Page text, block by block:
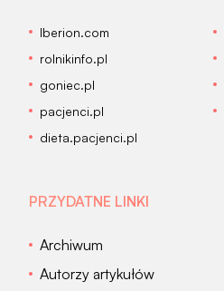
Iberion.com
rolnikinfo.pl
goniec.pl
pacjenci.pl
dieta.pacjenci.pl
PRZYDATNE LINKI
Archiwum
Autorzy artykułów